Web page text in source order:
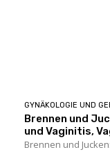
GYNÄKOLOGIE UND
Brennen und
und Vaginitis,
Brennen und